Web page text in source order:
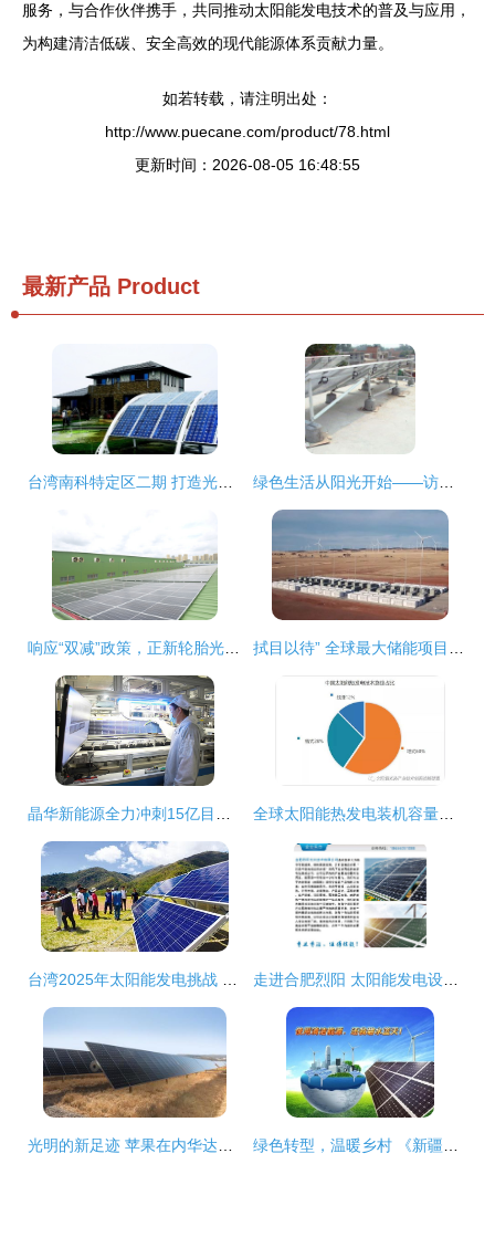
服务，与合作伙伴携手，共同推动太阳能发电技术的普及与应用，
为构建清洁低碳、安全高效的现代能源体系贡献力量。
如若转载，请注明出处：
http://www.puecane.com/product/78.html
更新时间：2026-08-05 16:48:55
最新产品 Product